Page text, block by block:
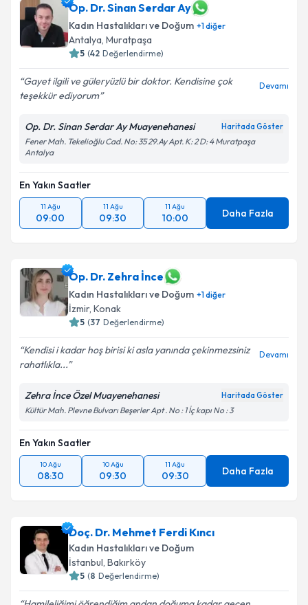
Op. Dr. Sinan Serdar Ay
Kadın Hastalıkları ve Doğum +1diğer
Antalya, Muratpaşa
5 (42 Değerlendirme)
Gayet ilgili ve güleryüzlü bir doktor. Kendisine çok
teşekkür ediyorum
Devamı
Op. Dr. Sinan Serdar Ay Muayenehanesi Haritada Göster
Fener Mah. Tekelioğlu Cad. No: 35 29.Ay Apt. K: 2 D: 4 Muratpaşa
Antalya
En Yakın Saatler
11 Ağu
09:00
11 Ağu
09:30
11 Ağu
10:00 Daha Fazla
Op. Dr. Zehra İnce
Kadın Hastalıkları ve Doğum +1diğer
İzmir, Konak
5 (37 Değerlendirme)
Kendisi i kadar hoş birisi ki asla yanında çekinmezsiniz
rahatlıkla...
Devamı
Zehra İnce Özel Muayenehanesi Haritada Göster
Kültür Mah. Plevne Bulvarı Beşerler Apt . No : 1 İç kapı No : 3
En Yakın Saatler
10 Ağu
08:30
10 Ağu
09:30
11 Ağu
09:30 Daha Fazla
Doç. Dr. Mehmet Ferdi Kıncı
Kadın Hastalıkları ve Doğum
İstanbul, Bakırköy
5 (8 Değerlendirme)